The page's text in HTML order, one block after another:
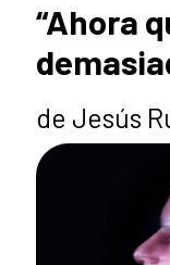
“Ahora
de Jesús